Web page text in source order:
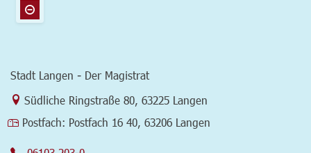
Stadt Langen - Der Magistrat
Link zur Google-Maps Navigation
Südliche Ringstraße 80 63225 Langen
Postfach: Postfach 16 40, 63206 Langen